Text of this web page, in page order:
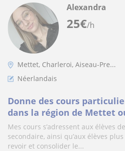
25€/h
Alexandra
Mettet, Charleroi, Aiseau-Pre...
Néerlandais
Donne des cours
dans la région de Mettet
Mes cours s’adressent aux élèves
secondaire, ainsi qu’aux élèves
revoir et consolider le...